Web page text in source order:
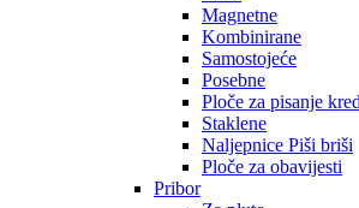
Magnetne
Kombinirane
Samostojeće
Posebne
Ploče za pisanje
Staklene
Naljepnice Piši briši
Ploče za obavijesti
Pribor